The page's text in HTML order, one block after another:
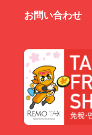
お問い合わせ